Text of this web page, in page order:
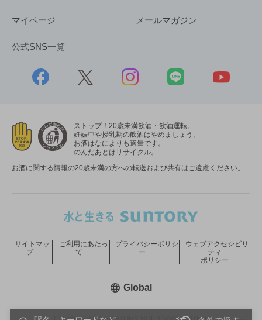
マイページ メールマガジン
公式SNS一覧
ストップ！20歳未満飲酒・飲酒運転。
妊娠中や授乳期の飲酒はやめましょう。
お酒はなによりも適量です。
のんだあとはリサイクル。
お酒に関する情報の20歳未満の方への転送および共有はご遠慮ください。
サイトマッ
プ
ご利用にあたっ
て
プライバシーポリシ
ー
ウェブアクセシビリ
ティ
ポリシー
Global新しいウィンドウで開く